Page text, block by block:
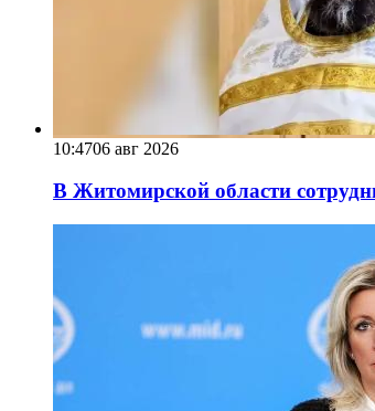
10:4706 авг 2026
В Житомирской области